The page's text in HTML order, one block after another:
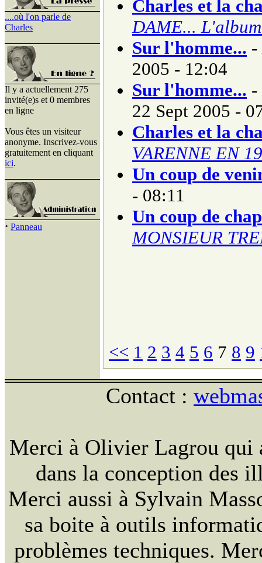
....où l'on parle de
Charles
Il y a actuellement 275
invité(e)s et 0 membres
en ligne
Vous êtes un visiteur
anonyme. Inscrivez-vous
gratuitement en cliquant
ici.
· Panneau
Charles et la
DAME...
Sur l'homme... -
2005 - 12:04
Sur l'homme... -
22 Sept 2005 -
Charles et la
VARENNE EN
Un coup de
- 08:11
Un coup de
MONSIEUR
<< 1 2 3 4 5 6 7 8 9
Contact :
Merci à Olivier Lagrou qui
dans la conception des
Merci aussi à Sylvain
sa boite à outils
problèmes techniques.